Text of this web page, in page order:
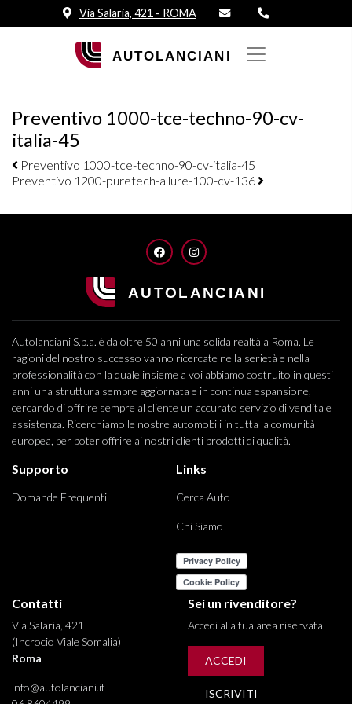
Via Salaria, 421 - ROMA
Preventivo 1000-tce-techno-90-cv-
italia-45
Navigazione elementi
Preventivo 1000-tce-techno-90-cv-italia-45
Preventivo 1200-puretech-allure-100-cv-136
FACEBOOKINSTAGRAM
Autolanciani S.p.a. è da oltre 50 anni una solida realtà a Roma. Le
ragioni del nostro successo vanno ricercate nella serietà e nella
professionalità con la quale insieme a voi abbiamo costruito in questi
anni una struttura sempre aggiornata e in continua espansione,
cercando di offrire sempre al cliente un accurato servizio di vendita e
assistenza. Ricerchiamo le nostre automobili in tutta la comunità
europea, per poter offrire ai nostri clienti prodotti di qualità.
Supporto
Domande Frequenti
Links
Cerca Auto
Chi Siamo
Contatti
Via Salaria, 421
(Incrocio Viale Somalia)
Roma
info@autolanciani.it
Sei un rivenditore?
Accedi alla tua area riservata
ACCEDI
ISCRIVITI